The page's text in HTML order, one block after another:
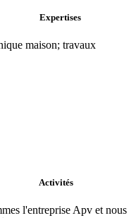
Expertises
maison; travaux
Activités
l'entreprise Apv et nous